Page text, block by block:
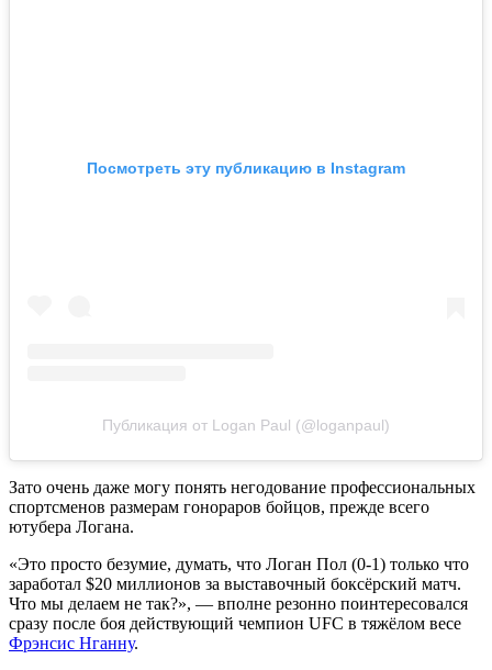
Посмотреть эту публикацию в Instagram
Публикация от Logan Paul (@loganpaul)
Зато очень даже могу понять негодование профессиональных
спортсменов размерам гонораров бойцов, прежде всего
ютубера Логана.
«Это просто безумие, думать, что Логан Пол (0-1) только что
заработал $20 миллионов за выставочный боксёрский матч.
Что мы делаем не так?», — вполне резонно поинтересовался
сразу после боя действующий чемпион UFC в тяжёлом весе
Фрэнсис Нганну.